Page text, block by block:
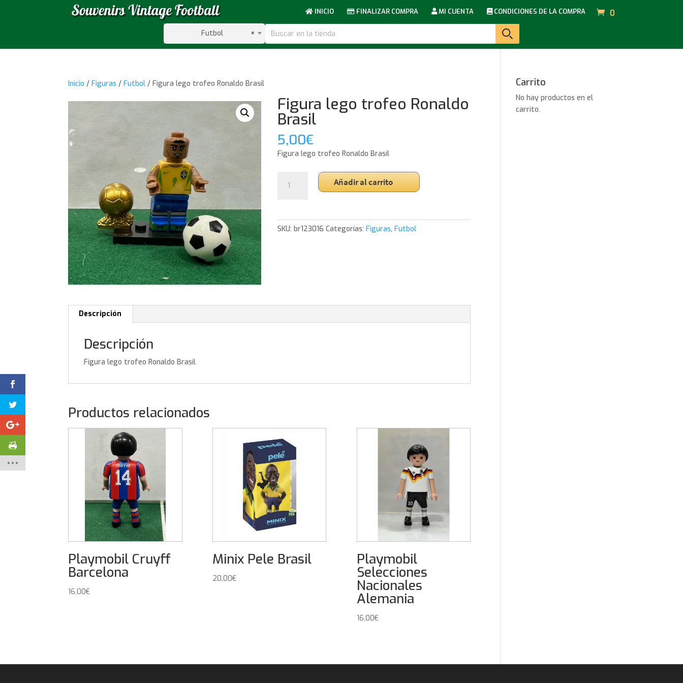
INICIO FINALIZAR COMPRA MI CUENTA CONDICIONES DE LA COMPRA 0
×
Futbol
Inicio /Figuras /Futbol / Figura lego trofeo Ronaldo Brasil
Figura lego trofeo Ronaldo
Brasil
5,00€
Figura lego trofeo Ronaldo Brasil
lego
Brasil
Añadir al carrito
SKU:br123016 Categorías:Figuras,Futbol
Descripción
Descripción
Figura lego trofeo Ronaldo Brasil
Productos relacionados
Playmobil Cruyff
Barcelona
16,00€
Minix Pele Brasil
20,00€
Playmobil
Selecciones
Nacionales
Alemania
16,00€
Carrito
No hay productos en el
carrito.